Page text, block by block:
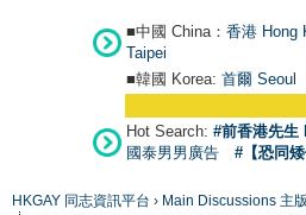
■中國 China： 香港 Hong
Taipei
■韓國 Korea: 首爾 Seoul
Hot Search: #前香港先生
國泰男男廣告
#【恐同
HKGAY 同志資訊平台 › Main Discussions 主